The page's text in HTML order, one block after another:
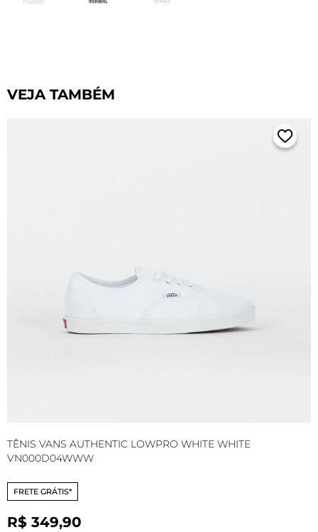
VEJA TAMBÉM
TÊNIS VANS AUTHENTIC LOWPRO WHITE WHITE
VN000D04WWW
FRETE GRÁTIS*
R$ 349,90